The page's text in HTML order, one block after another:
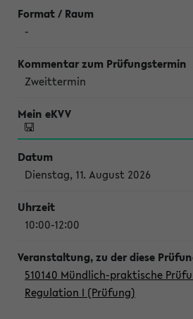
-
Zweittermin
Dienstag, 11. August 2026
10:00-12:00
510140 Mündlich-praktische
Regulation I (Prüfung)